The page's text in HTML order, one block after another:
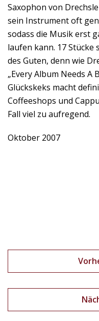
Saxophon von
sein Instrument oft
sodass die Musik erst
laufen kann. 17 Stücke
des Guten, denn wie
„Every Album Needs A
Glückskeks macht
Coffeeshops und
Fall viel zu aufregend.
Oktober 2007